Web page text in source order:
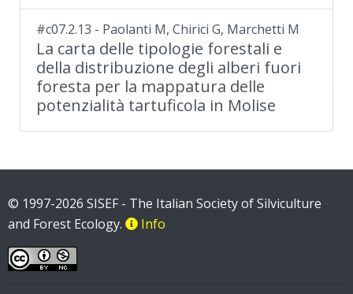
#c07.2.13 - Paolanti M, Chirici G, Marchetti M
La carta delle tipologie forestali e
della distribuzione degli alberi fuori
foresta per la mappatura delle
potenzialità tartuficola in Molise
© 1997-2026 SISEF - The Italian Society of Silviculture
and Forest Ecology.
Info